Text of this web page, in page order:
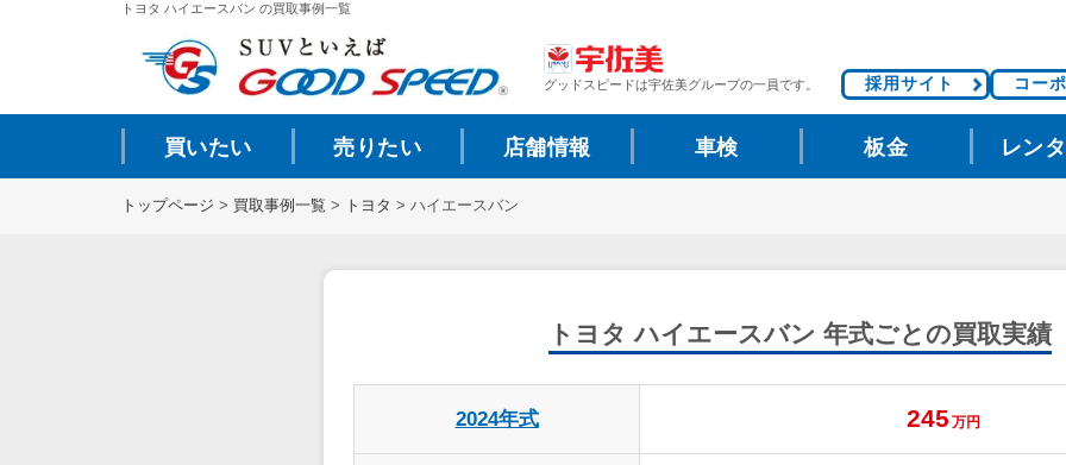
トヨタ ハイエースバン の買取事例一覧
グッドスピードは宇佐美グループの一員です。 採用サイト コー
買いたい 売りたい 店舗情報 車検 板金 レン
トップページ > 買取事例一覧 > トヨタ > ハイエースバン
トヨタ ハイエースバン 年式ごとの買取実績
2024年式 245 万円